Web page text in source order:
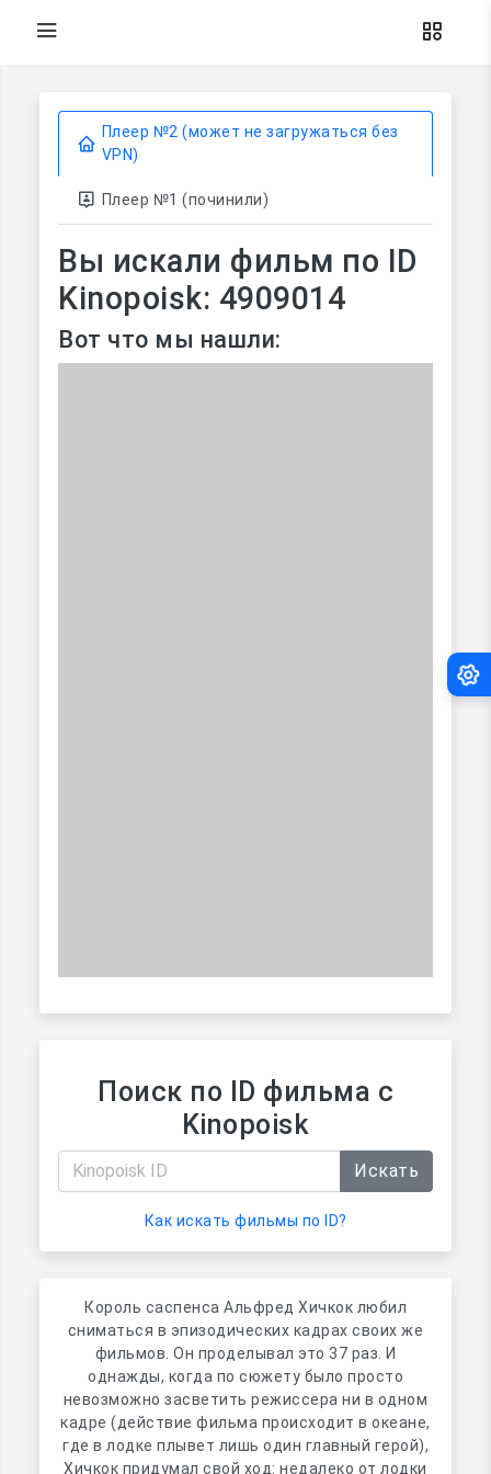
Плеер №2 (может не загружаться без
VPN)
Плеер №1 (починили)
Вы искали фильм по ID
Kinopoisk: 4909014
Вот что мы нашли:
Поиск по ID фильма с
Kinopoisk
Искать
Как искать фильмы по ID?
Король саспенса Альфред Хичкок любил
сниматься в эпизодических кадрах своих же
фильмов. Он проделывал это 37 раз. И
однажды, когда по сюжету было просто
невозможно засветить режиссера ни в одном
кадре (действие фильма происходит в океане,
где в лодке плывет лишь один главный герой),
Хичкок придумал свой ход: недалеко от лодки